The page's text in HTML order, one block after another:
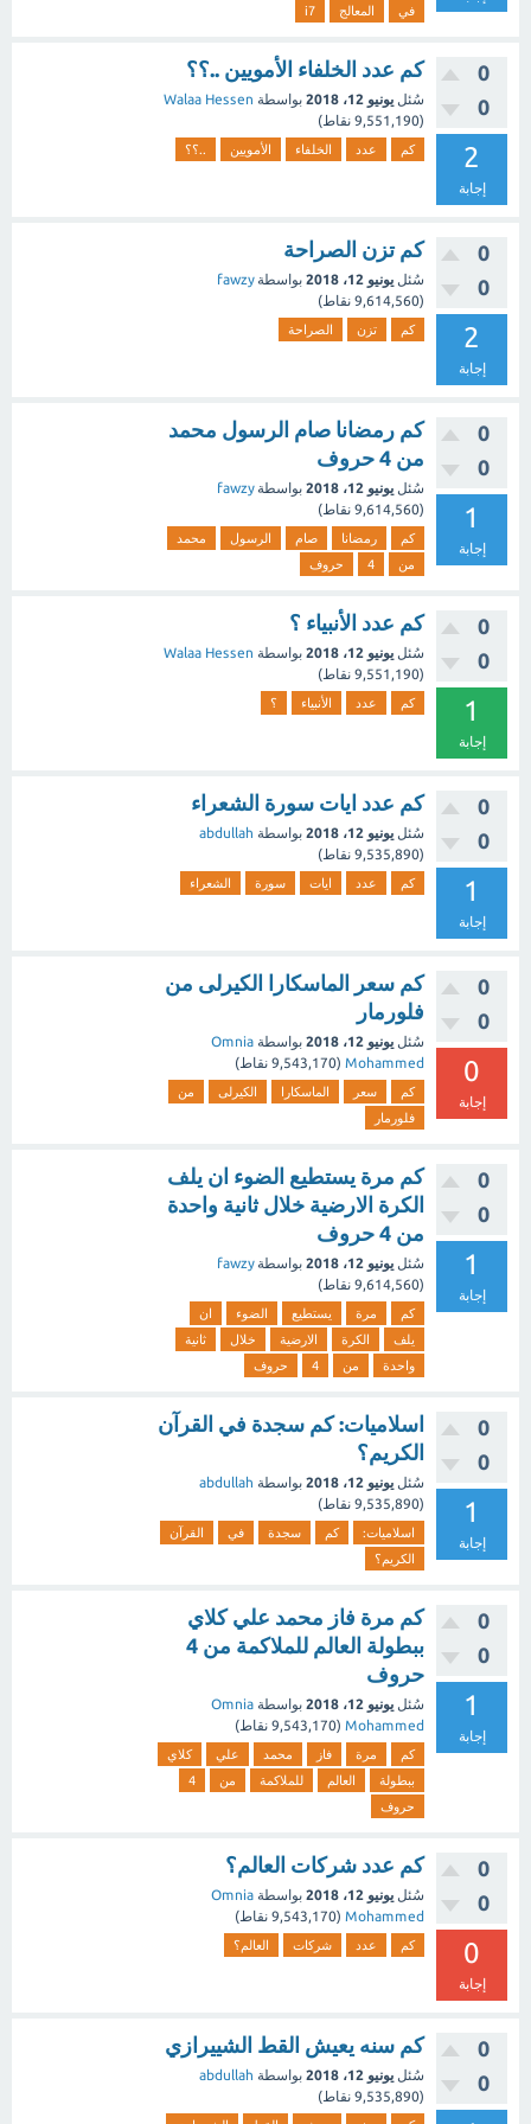
في المعالج i7
0
0
2
إجابة
كم عدد الخلفاء الأمويين ..؟؟
سُئل يونيو 12، 2018 بواسطة Walaa Hessen
(
9,551,190 نقاط)
كم عدد الخلفاء الأمويين ..؟؟
0
0
2
إجابة
كم تزن الصراحة
سُئل يونيو 12، 2018 بواسطةfawzy
(
9,614,560 نقاط)
كم تزن الصراحة
0
0
1
إجابة
كم رمضانا صام الرسول محمد
من 4 حروف
سُئل يونيو 12، 2018 بواسطةfawzy
(
9,614,560 نقاط)
كم رمضانا صام الرسول
محمد
من
4 حروف
0
0
1
إجابة
كم عدد الأنبياء ؟
سُئل يونيو 12، 2018 بواسطة Walaa Hessen
(
9,551,190 نقاط)
كم عدد الأنبياء ؟
0
0
1
إجابة
كم عدد ايات سورة الشعراء
سُئل يونيو 12، 2018 بواسطة abdullah
(
9,535,890 نقاط)
كم عدد ايات سورة الشعراء
0
0
0
إجابة
كم سعر الماسكارا الكيرلى من
فلورمار
سُئل يونيو 12، 2018 بواسطة Omnia
Mohammed
(
9,543,170 نقاط)
كم سعر الماسكارا الكيرلى
من
فلورمار
0
0
1
إجابة
كم مرة يستطيع الضوء ان يلف
الكرة الارضية خلال ثانية واحدة
من 4 حروف
سُئل يونيو 12، 2018 بواسطةfawzy
(
9,614,560 نقاط)
كم مرة يستطيع الضوء
ان
يلف
الكرة الارضية خلال
ثانية
واحدة
من 4 حروف
0
0
1
إجابة
اسلاميات: كم سجدة في القرآن
الكريم؟
سُئل يونيو 12، 2018 بواسطة abdullah
(
9,535,890 نقاط)
اسلاميات: كم سجدة في
القرآن
الكريم؟
0
0
1
إجابة
كم مرة فاز محمد علي كلاي
ببطولة العالم للملاكمة من 4
حروف
سُئل يونيو 12، 2018 بواسطة Omnia
Mohammed
(
9,543,170 نقاط)
كم مرة فاز محمد علي
كلاي
ببطولة
العالم للملاكمة من
4
حروف
0
0
0
إجابة
كم عدد شركات العالم؟
سُئل يونيو 12، 2018 بواسطة Omnia
Mohammed
(
9,543,170 نقاط)
كم عدد شركات العالم؟
0
0
كم سنه يعيش القط الشييرازي
سُئل يونيو 12، 2018 بواسطة abdullah
(
9,535,890 نقاط)